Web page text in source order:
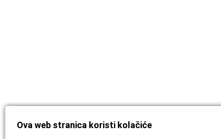
Ova web stranica koristi kolačiće